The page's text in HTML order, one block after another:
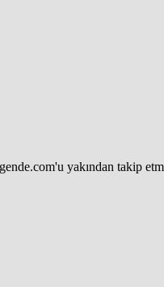
yakından takip